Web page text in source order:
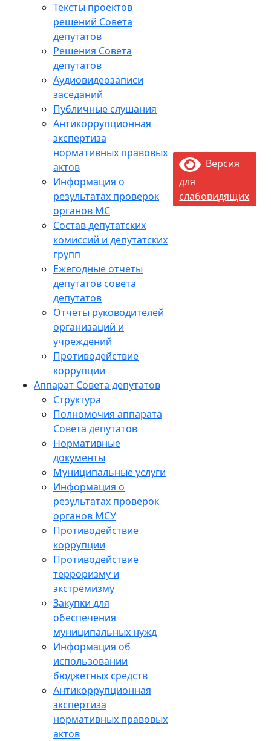
Тексты проектов
решений Совета
депутатов
Решения Совета
депутатов
Аудиовидеозаписи
заседаний
Публичные слушания
Антикоррупционная
экспертиза
нормативных правовых
актов
Информация о
результатах проверок
органов МС
Состав депутатских
комиссий и депутатских
групп
Ежегодные отчеты
депутатов совета
депутатов
Отчеты руководителей
организаций и
учреждений
Противодействие
коррупции
Аппарат Совета депутатов
Структура
Полномочия аппарата
Совета депутатов
Нормативные
документы
Муниципальные услуги
Информация о
результатах проверок
органов МСУ
Противодействие
коррупции
Противодействие
терроризму и
экстремизму
Закупки для
обеспечения
муниципальных нужд
Информация об
использовании
бюджетных средств
Антикоррупционная
экспертиза
нормативных правовых
актов
Версия
для
слабовидящих